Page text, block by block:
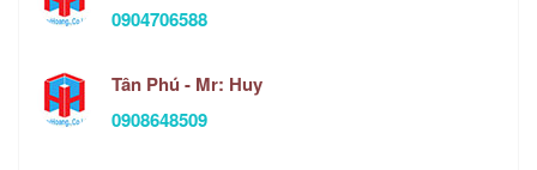
0904706588
Tân Phú - Mr: Huy
0908648509